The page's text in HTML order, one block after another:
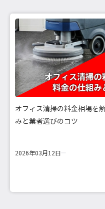
オフィス清掃の料金相場を
みと業者選びのコツ
2026年03月12日